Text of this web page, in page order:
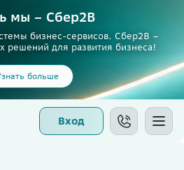
мы – Сбер2B
бизнес-сервисов. Сбер2В –
для развития бизнеса!
больше
Вход